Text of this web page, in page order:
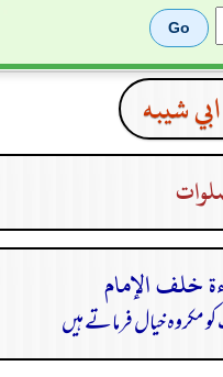
شيبه
مکروہ خیال فرماتے ہیں